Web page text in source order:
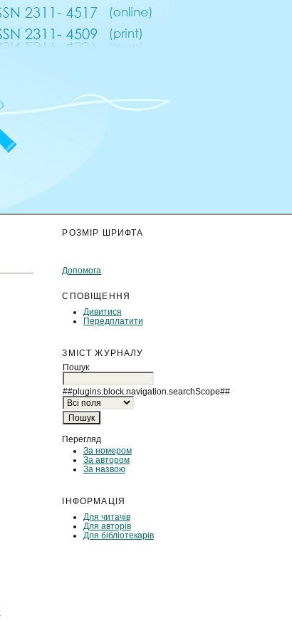
РОЗМІР ШРИФТА
Допомога
СПОВІЩЕННЯ
Дивитися
Передплатити
ЗМІСТ ЖУРНАЛУ
Пошук
##plugins.block.navigation.searchScope##
Перегляд
За номером
За автором
За назвою
ІНФОРМАЦІЯ
Для читачів
Для авторів
Для бібліотекарів